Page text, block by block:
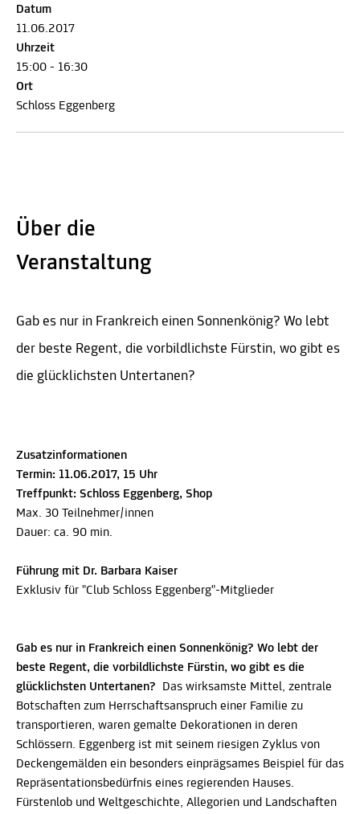
Datum
11.06.2017
Uhrzeit
15:00 - 16:30
Ort
Schloss Eggenberg
Über die
Veranstaltung
Gab es nur in Frankreich einen Sonnenkönig? Wo lebt
der beste Regent, die vorbildlichste Fürstin, wo gibt es
die glücklichsten Untertanen?
Zusatzinformationen
Termin: 11.06.2017, 15 Uhr
Treffpunkt: Schloss Eggenberg, Shop
Max. 30 Teilnehmer/innen
Dauer: ca. 90 min.
Führung mit Dr. Barbara Kaiser
Exklusiv für "Club Schloss Eggenberg"-Mitglieder
Gab es nur in Frankreich einen Sonnenkönig? Wo lebt der
beste Regent, die vorbildlichste Fürstin, wo gibt es die
glücklichsten Untertanen?
Das wirksamste Mittel, zentrale
Botschaften zum Herrschaftsanspruch einer Familie zu
transportieren, waren gemalte Dekorationen in deren
Schlössern. Eggenberg ist mit seinem riesigen Zyklus von
Deckengemälden ein besonders einprägsames Beispiel für das
Repräsentationsbedürfnis eines regierenden Hauses.
Fürstenlob und Weltgeschichte, Allegorien und Landschaften